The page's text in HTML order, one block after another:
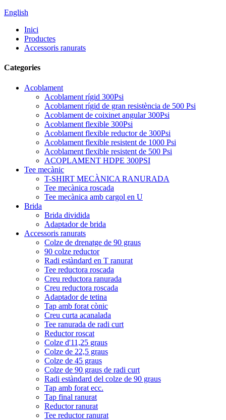
English
Inici
Productes
Accessoris ranurats
Categories
Acoblament
Acoblament rígid 300Psi
Acoblament rígid de gran resistència de 500 Psi
Acoblament de coixinet angular 300Psi
Acoblament flexible 300Psi
Acoblament flexible reductor de 300Psi
Acoblament flexible resistent de 1000 Psi
Acoblament flexible resistent de 500 Psi
ACOPLAMENT HDPE 300PSI
Tee mecànic
T-SHIRT MECÀNICA RANURADA
Tee mecànica roscada
Tee mecànica amb cargol en U
Brida
Brida dividida
Adaptador de brida
Accessoris ranurats
Colze de drenatge de 90 graus
90 colze reductor
Radi estàndard en T ranurat
Tee reductora roscada
Creu reductora ranurada
Creu reductora roscada
Adaptador de tetina
Tap amb forat cònic
Creu curta acanalada
Tee ranurada de radi curt
Reductor roscat
Colze d'11,25 graus
Colze de 22,5 graus
Colze de 45 graus
Colze de 90 graus de radi curt
Radi estàndard del colze de 90 graus
Tap amb forat ecc.
Tap final ranurat
Reductor ranurat
Tee reductor ranurat